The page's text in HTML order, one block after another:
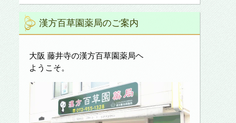
漢方百草園薬局のご案内
大阪 藤井寺の漢方百草園薬局ヘ
ようこそ。